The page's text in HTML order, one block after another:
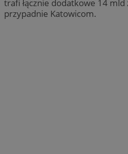
trafi łącznie dodatkowe 14 mld
przypadnie Katowicom.